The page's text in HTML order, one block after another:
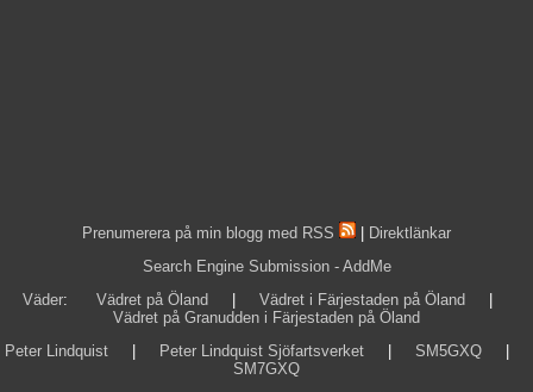
Prenumerera på min blogg med RSS
Direktlänkar
Search Engine Submission - AddMe
Väder: Vädret på Öland Vädret i Färjestaden på Öland
Vädret på Granudden i Färjestaden på Öland
Peter Lindquist
Peter Lindquist Sjöfartsverket SM5GXQ
SM7GXQ